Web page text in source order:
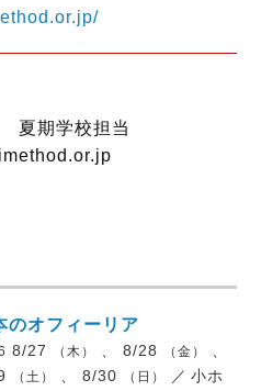
夏期学校担当
のオフィーリア
8/27 （木） 、 8/28 （金）
（土） 、 8/30 （日） ／ 小ホ